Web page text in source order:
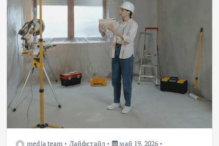
media team Лайфстайл май 19, 2026